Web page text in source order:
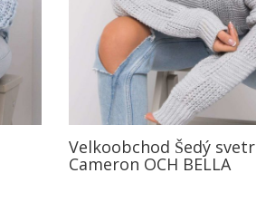
Velkoobchod Šedý svetr
Cameron OCH BELLA